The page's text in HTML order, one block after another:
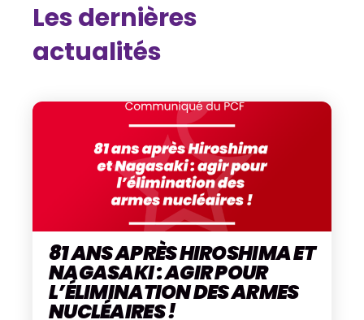
Les dernières
actualités
81 ANS APRÈS HIROSHIMA ET
NAGASAKI : AGIR POUR
L’ÉLIMINATION DES ARMES
NUCLÉAIRES !